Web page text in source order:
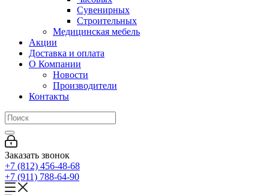
Сувенирных
Строительных
Медицинская мебель
Акции
Доставка и оплата
О Компании
Новости
Производители
Контакты
Заказать звонок
+7 (812) 456-48-68
+7 (911) 788-64-90